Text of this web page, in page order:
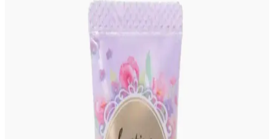
ön plana çıkaran alternatif bir stil sunuyor.
Gelin Makyajında Doğallık ve Kalıcılık İçin Temel
İpuçları ve Teknikler
Gelin makyajında doğal görünüm ile profesyonel fotoğraflarda
belirginlik dengelenmeli. Kaş, göz, allık, highlighter ve dudak
uygulamalarında doğru renk ve teknikler kullanılmalı, makyaj
Asimetrik Gözlerde Takma Kirpik Kullanımı İçin